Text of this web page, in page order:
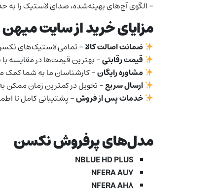
– الگوی آج‌های بهینه‌شده، صدای لاستیک را به
مزایای خرید از سایت میهن
ضمانت اصالت کالا– تمامی لاستیک‌های
قیمت رقابتی– بهترین قیمت‌ها در مقایسه با
مشاوره رایگان– کارشناسان ما به شما کمک
ارسال سریع– تحویل در کمترین زمان ممکن
خدمات پس از فروش– پشتیبانی کامل تا
مدل‌های پرفروش نکسن
NBLUE HD PLUS
NFERA AU7
NFERA AH8